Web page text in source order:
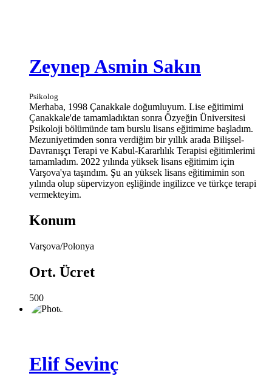
Zeynep Asmin Sakın
Psikolog
Merhaba, 1998 Çanakkale doğumluyum. Lise eğitimimi
Çanakkale'de tamamladıktan sonra Özyeğin Üniversitesi
Psikoloji bölümünde tam burslu lisans eğitimime başladım.
Mezuniyetimden sonra verdiğim bir yıllık arada Bilişsel-
Davranışçı Terapi ve Kabul-Kararlılık Terapisi eğitimlerimi
tamamladım. 2022 yılında yüksek lisans eğitimim için
Varşova'ya taşındım. Şu an yüksek lisans eğitimimin son
yılında olup süpervizyon eşliğinde ingilizce ve türkçe terapi
vermekteyim.
Konum
Varşova/Polonya
Ort. Ücret
500
Elif Sevinç